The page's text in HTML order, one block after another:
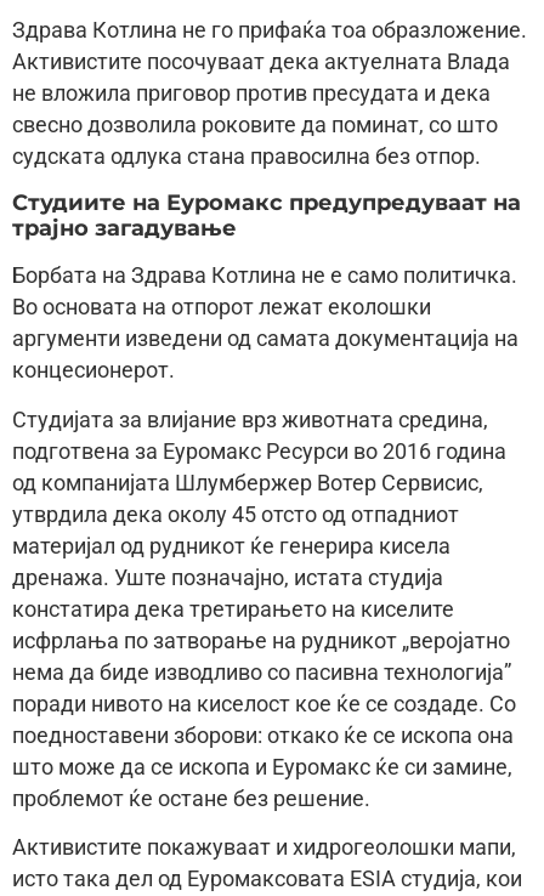
Здрава Котлина не го прифаќа тоа образложение.
Активистите посочуваат дека актуелната Влада
не вложила приговор против пресудата и дека
свесно дозволила роковите да поминат, со што
судската одлука стана правосилна без отпор.
Студиите на Еуромакс предупредуваат на
трајно загадување
Борбата на Здрава Котлина не е само политичка.
Во основата на отпорот лежат еколошки
аргументи изведени од самата документација на
концесионерот.
Студијата за влијание врз животната средина,
подготвена за Еуромакс Ресурси во 2016 година
од компанијата Шлумбержер Вотер Сервисис,
утврдила дека околу 45 отсто од отпадниот
материјал од рудникот ќе генерира кисела
дренажа. Уште позначајно, истата студија
констатира дека третирањето на киселите
исфрлања по затворање на рудникот „веројатно
нема да биде изводливо со пасивна технологија”
поради нивото на киселост кое ќе се создаде. Со
поедноставени зборови: откако ќе се ископа она
што може да се ископа и Еуромакс ќе си замине,
проблемот ќе остане без решение.
Активистите покажуваат и хидрогеолошки мапи,
исто така дел од Еуромаксовата ESIA студија, кои